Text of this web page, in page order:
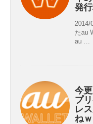
発
2014/
たau
au …
今
プ
レ
ねｗ